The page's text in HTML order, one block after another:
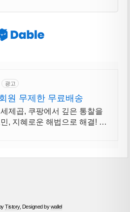
광고
원 무제한 무료배송
제곱, 쿠팡에서 깊은 통찰을
, 지혜로운 해법으로 해결! 자
Tistory, Designed bywallel